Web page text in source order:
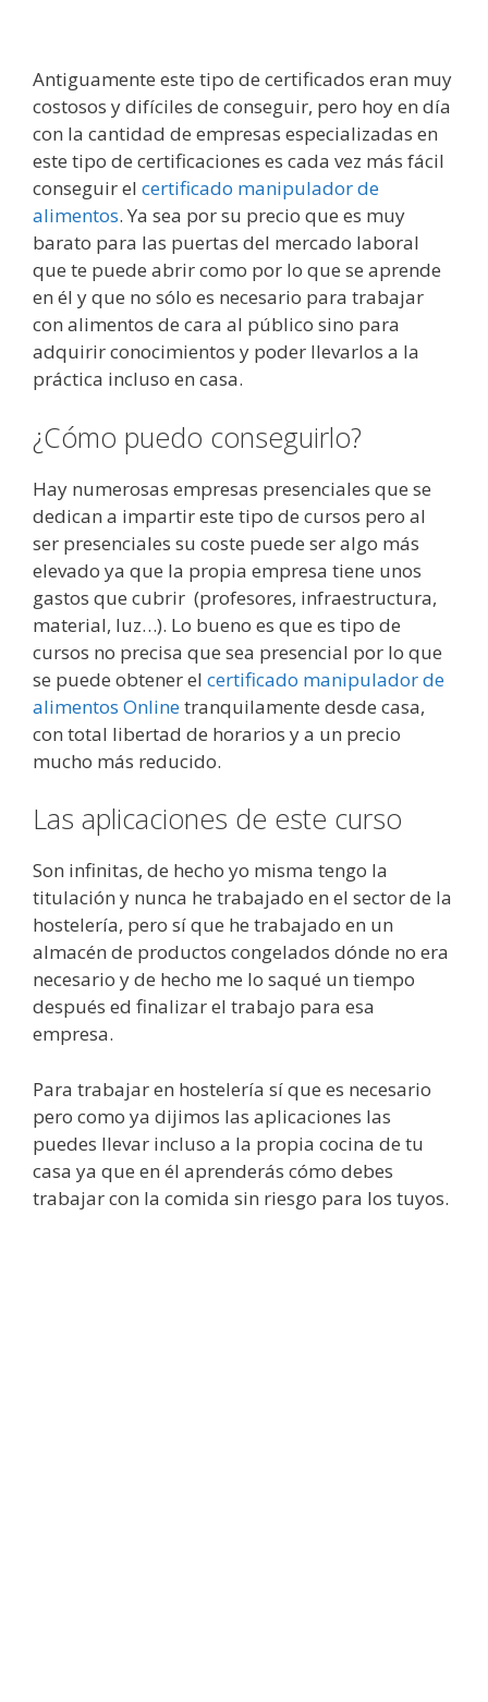
Antiguamente este tipo de certificados eran muy
costosos y difíciles de conseguir, pero hoy en día
con la cantidad de empresas especializadas en
este tipo de certificaciones es cada vez más fácil
conseguir el certificado manipulador de
alimentos. Ya sea por su precio que es muy
barato para las puertas del mercado laboral
que te puede abrir como por lo que se aprende
en él y que no sólo es necesario para trabajar
con alimentos de cara al público sino para
adquirir conocimientos y poder llevarlos a la
práctica incluso en casa.
¿Cómo puedo conseguirlo?
Hay numerosas empresas presenciales que se
dedican a impartir este tipo de cursos pero al
ser presenciales su coste puede ser algo más
elevado ya que la propia empresa tiene unos
gastos que cubrir (profesores, infraestructura,
material, luz…). Lo bueno es que es tipo de
cursos no precisa que sea presencial por lo que
se puede obtener el certificado manipulador de
alimentos Onlinetranquilamente desde casa,
con total libertad de horarios y a un precio
mucho más reducido.
Las aplicaciones de este curso
Son infinitas, de hecho yo misma tengo la
titulación y nunca he trabajado en el sector de la
hostelería, pero sí que he trabajado en un
almacén de productos congelados dónde no era
necesario y de hecho me lo saqué un tiempo
después ed finalizar el trabajo para esa
empresa.
Para trabajar en hostelería sí que es necesario
pero como ya dijimos las aplicaciones las
puedes llevar incluso a la propia cocina de tu
casa ya que en él aprenderás cómo debes
trabajar con la comida sin riesgo para los tuyos.